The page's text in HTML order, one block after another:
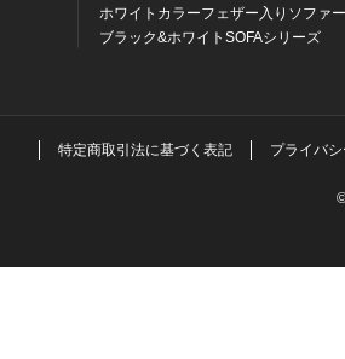
ホワイトカラーフェザー入りソファ
ブラック&ホワイトSOFAシリーズ
特定商取引法に基づく表記 プライバ